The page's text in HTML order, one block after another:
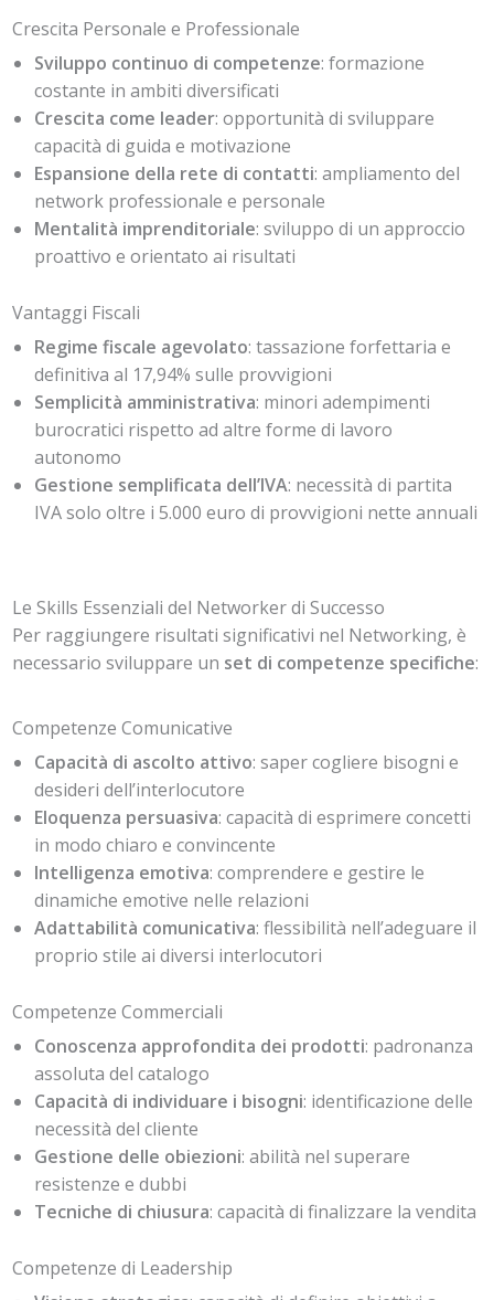
Crescita Personale e Professionale
Sviluppo continuo di competenze: formazione
costante in ambiti diversificati
Crescita come leader: opportunità di sviluppare
capacità di guida e motivazione
Espansione della rete di contatti: ampliamento del
network professionale e personale
Mentalità imprenditoriale: sviluppo di un approccio
proattivo e orientato ai risultati
Vantaggi Fiscali
Regime fiscale agevolato: tassazione forfettaria e
definitiva al 17,94% sulle provvigioni
Semplicità amministrativa: minori adempimenti
burocratici rispetto ad altre forme di lavoro
autonomo
Gestione semplificata dell’IVA: necessità di partita
IVA solo oltre i 5.000 euro di provvigioni nette annuali
Le Skills Essenziali del Networker di Successo
Per raggiungere risultati significativi nel Networking, è
necessario sviluppare un set di competenze specifiche:
Competenze Comunicative
Capacità di ascolto attivo: saper cogliere bisogni e
desideri dell’interlocutore
Eloquenza persuasiva: capacità di esprimere concetti
in modo chiaro e convincente
Intelligenza emotiva: comprendere e gestire le
dinamiche emotive nelle relazioni
Adattabilità comunicativa: flessibilità nell’adeguare il
proprio stile ai diversi interlocutori
Competenze Commerciali
Conoscenza approfondita dei prodotti: padronanza
assoluta del catalogo
Capacità di individuare i bisogni: identificazione delle
necessità del cliente
Gestione delle obiezioni: abilità nel superare
resistenze e dubbi
Tecniche di chiusura: capacità di finalizzare la vendita
Competenze di Leadership